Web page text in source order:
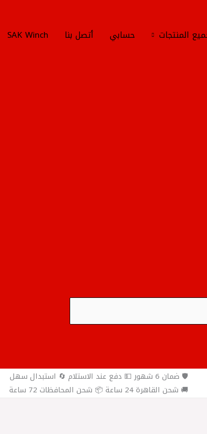
المنتجات حسابي أتصل بنا SAK Winch
🛡️ ضمان 6 شهور 💵 دفع عند الاستلام 🔄 استبدال سهل
🚚 شحن القاهرة 24 ساعة 📦 شحن المحافظات 72 ساعة